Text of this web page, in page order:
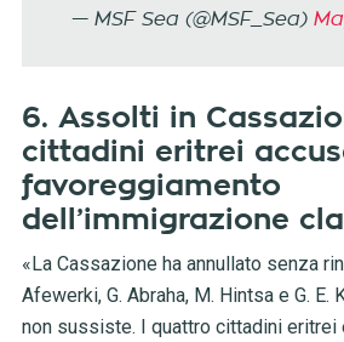
— MSF Sea (@MSF_Sea)
6. Assolti in
cittadini eritrei
favoreggiamento
dell’immigrazione
«La Cassazione ha annullato senza
Afewerki, G. Abraha, M. Hintsa e G.
non sussiste. I quattro cittadini eritrei